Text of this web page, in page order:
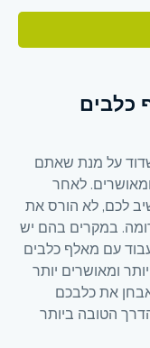
כלבים
על מנת שאתם
לאחר
לכם, לא הורס את
במקרים בהם יש
עם מאלף כלבים
ומאושרים יותר
את כלבכם
הטובה ביותר